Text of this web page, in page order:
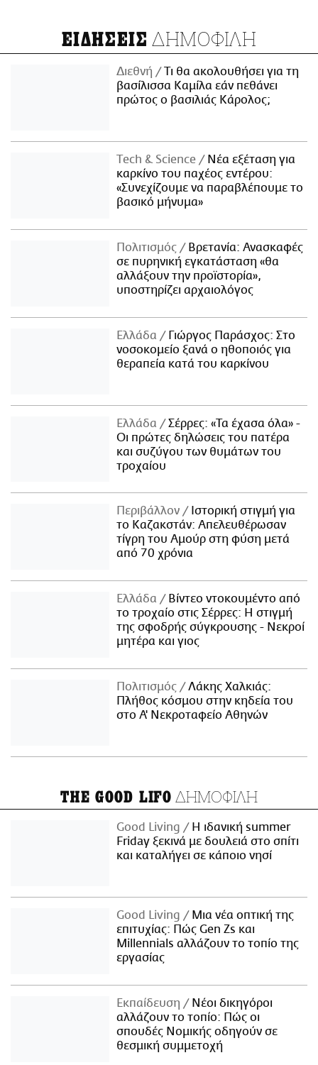
ΕΙΔΗΣΕΙΣ ΔΗΜΟΦΙΛΗ
Διεθνή
Τι θα ακολουθήσει για τη
βασίλισσα Καμίλα εάν πεθάνει
πρώτος ο βασιλιάς Κάρολος;
Τech & Science
Νέα εξέταση για
καρκίνο του παχέος εντέρου:
«Συνεχίζουμε να παραβλέπουμε το
βασικό μήνυμα»
Πολιτισμός
Βρετανία: Ανασκαφές
σε πυρηνική εγκατάσταση «θα
αλλάξουν την προϊστορία»,
υποστηρίζει αρχαιολόγος
Ελλάδα
Γιώργος Παράσχος: Στο
νοσοκομείο ξανά ο ηθοποιός για
θεραπεία κατά του καρκίνου
Ελλάδα
Σέρρες: «Τα έχασα όλα» -
Οι πρώτες δηλώσεις του πατέρα
και συζύγου των θυμάτων του
τροχαίου
Περιβάλλον
Ιστορική στιγμή για
το Καζακστάν: Απελευθέρωσαν
τίγρη του Αμούρ στη φύση μετά
από 70 χρόνια
Ελλάδα
Βίντεο ντοκουμέντο από
το τροχαίο στις Σέρρες: Η στιγμή
της σφοδρής σύγκρουσης - Νεκροί
μητέρα και γιος
Πολιτισμός
Λάκης Χαλκιάς:
Πλήθος κόσμου στην κηδεία του
στο Α' Νεκροταφείο Αθηνών
THE GOOD LIFO ΔΗΜΟΦΙΛΗ
Good Living
Η ιδανική summer
Friday ξεκινά με δουλειά στο σπίτι
και καταλήγει σε κάποιο νησί
Good Living
Μια νέα οπτική της
επιτυχίας: Πώς Gen Zs και
Millennials αλλάζουν το τοπίο της
εργασίας
Εκπαίδευση
Νέοι δικηγόροι
αλλάζουν το τοπίο: Πώς οι
σπουδές Νομικής οδηγούν σε
θεσμική συμμετοχή